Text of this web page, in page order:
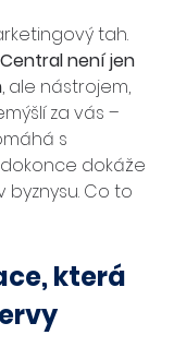
tah.
není jen
, ale nástrojem,
za vás –
s
dokáže
Co to
která